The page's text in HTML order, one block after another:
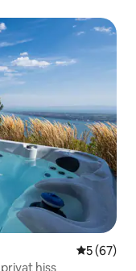
5 av 5 i
5 (67)
hiss